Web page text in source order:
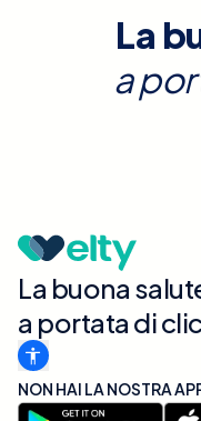
La
a
La buona
a portata di
NON HAI LA NOSTRA